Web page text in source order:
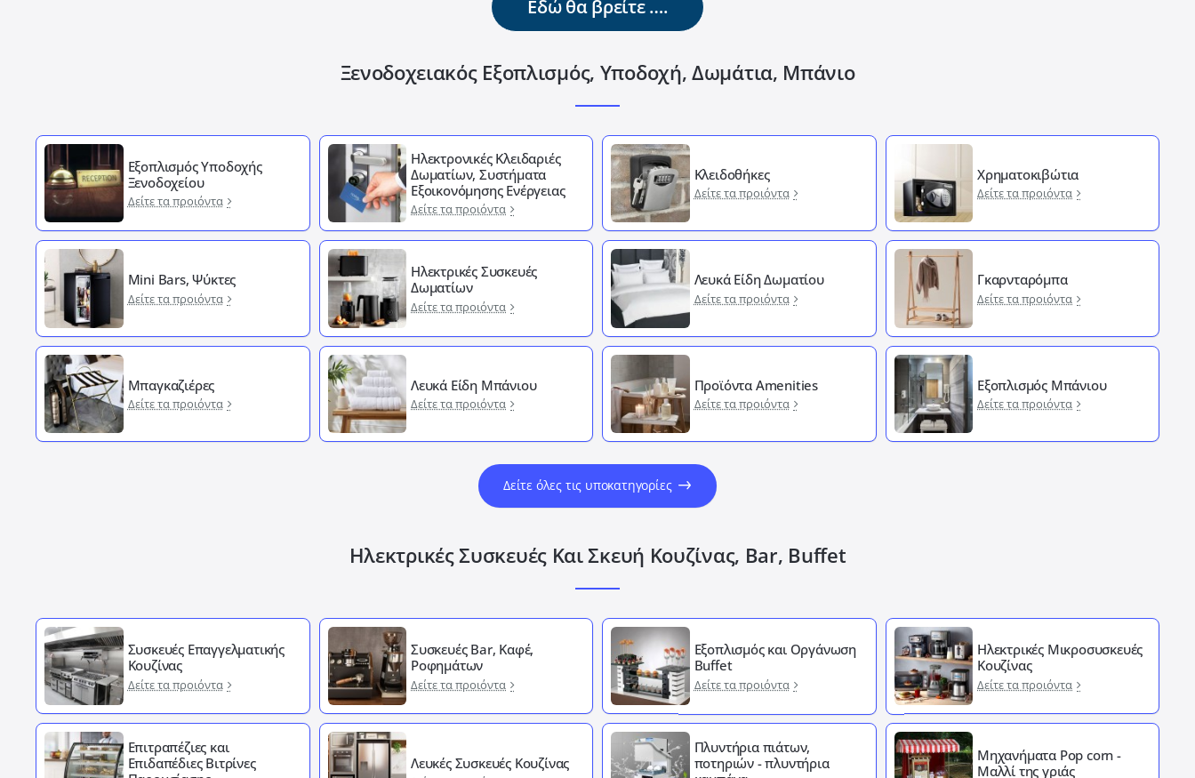
Εδώ θα βρείτε ….
Ξενοδοχειακός Εξοπλισμός, Υποδοχή, Δωμάτια, Μπάνιο
Εξοπλισμός Υποδοχής
Ξενοδοχείου
Δείτε τα προιόντα
Ηλεκτρονικές Κλειδαριές
Δωματίων, Συστήματα
Εξοικονόμησης Ενέργειας
Δείτε τα προιόντα
Κλειδοθήκες
Δείτε τα προιόντα
Χρηματοκιβώτια
Δείτε τα προιόντα
Mini Bars, Ψύκτες
Δείτε τα προιόντα
Ηλεκτρικές Συσκευές
Δωματίων
Δείτε τα προιόντα
Λευκά Είδη Δωματίου
Δείτε τα προιόντα
Γκαρνταρόμπα
Δείτε τα προιόντα
Μπαγκαζιέρες
Δείτε τα προιόντα
Λευκά Είδη Μπάνιου
Δείτε τα προιόντα
Προϊόντα Amenities
Δείτε τα προιόντα
Εξοπλισμός Μπάνιου
Δείτε τα προιόντα
Δείτε όλες τις υποκατηγορίες
Ηλεκτρικές Συσκευές Και Σκευή Κουζίνας, Bar, Buffet
Συσκευές Επαγγελματικής
Κουζίνας
Δείτε τα προιόντα
Συσκευές Bar, Καφέ,
Ροφημάτων
Δείτε τα προιόντα
Εξοπλισμός και Οργάνωση
Buffet
Δείτε τα προιόντα
Ηλεκτρικές Μικροσυσκευές
Κουζίνας
Δείτε τα προιόντα
Επιτραπέζιες και
Επιδαπέδιες Βιτρίνες
Λευκές Συσκευές Κουζίνας
Πλυντήρια πιάτων,
ποτηριών - πλυντήρια
Μηχανήματα Pop corn -
Μαλλί της γριάς